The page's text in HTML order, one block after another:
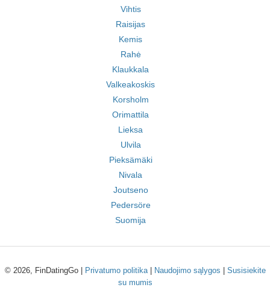
Vihtis
Raisijas
Kemis
Rahė
Klaukkala
Valkeakoskis
Korsholm
Orimattila
Lieksa
Ulvila
Pieksämäki
Nivala
Joutseno
Pedersöre
Suomija
© 2026, FinDatingGo | Privatumo politika| Naudojimo sąlygos
Susisiekite
su mumis